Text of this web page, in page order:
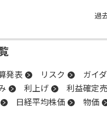
過
発表 リスク ガイ
利上げ 利益確定
日経平均株価 物価